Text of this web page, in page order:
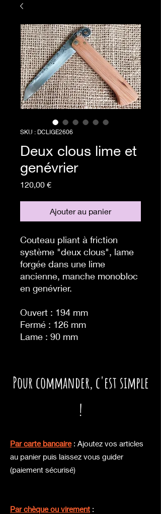
SKU : DCLIGE2606
Deux clous lime et
genévrier
120,00 €Prix
Ajouter au panier
Couteau pliant à friction
système "deux clous", lame
forgée dans une lime
ancienne, manche monobloc
en genévrier.
Ouvert : 194 mm
Fermé : 126 mm
Lame : 90 mm
Pour commander, c'est simple
!
Par carte bancaire: Ajoutez vos articles
au panier puis laissez vous guider
(paiement sécurisé)
Par chèque ou virement :